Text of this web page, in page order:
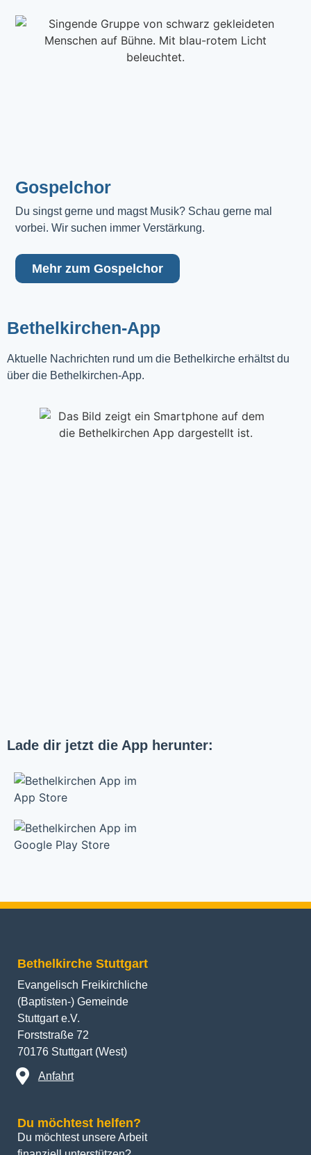
Gospelchor
Du singst gerne und magst Musik? Schau gerne mal
vorbei. Wir suchen immer Verstärkung.
Mehr zum Gospelchor
Bethelkirchen-App
Aktuelle Nachrichten rund um die Bethelkirche erhältst du
über die Bethelkirchen-App.
Lade dir jetzt die App herunter:
Bethelkirche Stuttgart
Evangelisch Freikirchliche
(Baptisten-) Gemeinde
Stuttgart e.V.
Forststraße 72
70176 Stuttgart (West)
Anfahrt
Du möchtest helfen?
Du möchtest unsere Arbeit